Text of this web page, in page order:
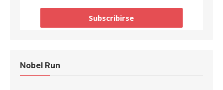
Nobel Run